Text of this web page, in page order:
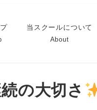
当スクールについて
About
の大切さ